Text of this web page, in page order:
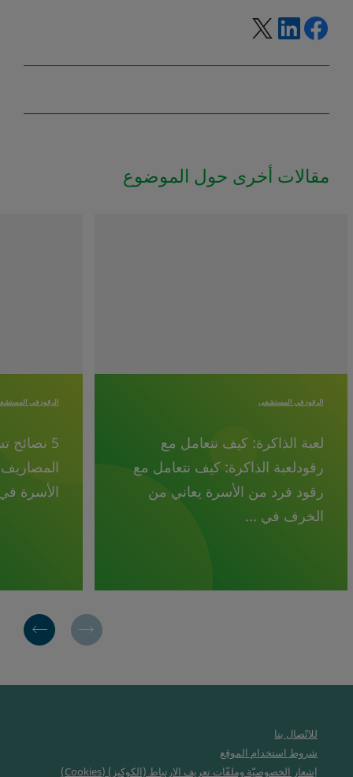
facebook شارك رابطًا على موقع ويب خارجيLinkedIn شارك رابطًا على موقع ويب خارجي
مقالات أخرى حول الموضوع
الرقود في المستشفى
لعبة الذاكرة: كيف نتعامل مع
رقودلعبة الذاكرة: كيف نتعامل مع
رقود فرد من الأسرة يعاني من
الخرف في ...
الرقود في
5
الأسرة
للاتّصال بنا
شروط استخدام الموقع
إشعار الخصوصيّة وملفّات تعريف الارتباط (الكوكيز) (Cookies)